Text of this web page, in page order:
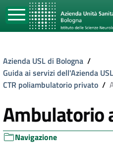
Azienda USL di Bologna /
Guida ai servizi dell'Azienda
CTR poliambulatorio privato /
Ambulatorio
Navigazione